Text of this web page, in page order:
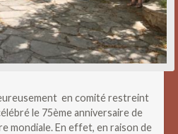
en comité restreint
le 75ème anniversaire de
mondiale. En effet, en raison de